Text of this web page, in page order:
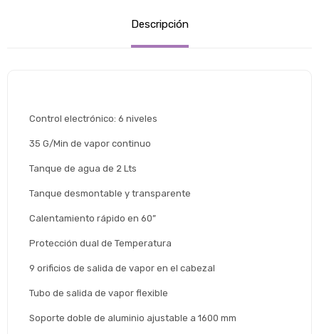
Descripción
Control electrónico: 6 niveles
35 G/Min de vapor continuo
Tanque de agua de 2 Lts
Tanque desmontable y transparente
Calentamiento rápido en 60”
Protección dual de Temperatura
9 orificios de salida de vapor en el cabezal
Tubo de salida de vapor flexible
Soporte doble de aluminio ajustable a 1600 mm
Después, hasta en 12
cuotas y sin tocar tu
tarjeta de crédito
Cédula de identidad
Estimado/a
Después.
¡Tenés hasta
para comprar en las cuotas
Ups!